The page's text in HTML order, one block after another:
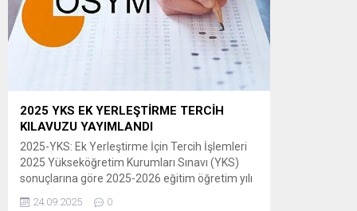
saat 15.00’ten itibaren
ÖSYM’nin https://sonuc.osym.gov.tr adresinden
T.C. kimlik numaraları ve aday şifreleriyle
erişebilecektir. Yerleştirme sonuçlarına ilişkin
sayısal bilgiler Ek’te sunulmuştur. Adaylara ve
2025 YKS EK YERLEŞTİRME TERCİH
KILAVUZU YAYIMLANDI
2025-YKS: Ek Yerleştirme İçin Tercih İşlemleri
2025 Yükseköğretim Kurumları Sınavı (YKS)
sonuçlarına göre 2025-2026 eğitim öğretim yılı
24.09.2025 0